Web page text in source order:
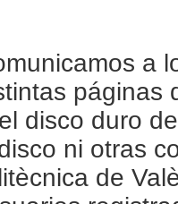
a
páginas
disco duro
ni otras
de